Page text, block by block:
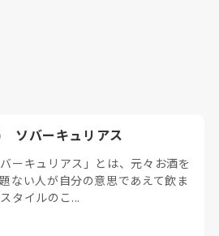
ソバーキュリアス
ーキュリアス」とは、元々お酒を
ない人が自分の意思であえて飲ま
タイルのこ...